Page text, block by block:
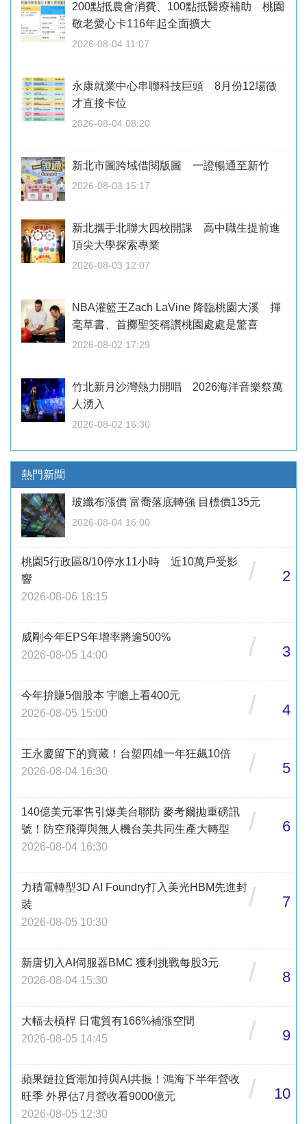
200點抵農會消費、100點抵醫療補助 桃園
敬老愛心卡116年起全面擴大
2026-08-04 11:07
永康就業中心串聯科技巨頭 8月份12場徵
才直接卡位
2026-08-04 08:20
新北市圖跨域借閱版圖 一證暢通至新竹
2026-08-03 15:17
新北攜手北聯大四校開課 高中職生提前進
頂尖大學探索專業
2026-08-03 12:07
NBA灌籃王Zach LaVine 降臨桃園大溪 揮
毫草書、首擲聖筊稱讚桃園處處是驚喜
2026-08-02 17:29
竹北新月沙灣熱力開唱 2026海洋音樂祭萬
人湧入
2026-08-02 16:30
熱門新聞
玻纖布漲價 富喬落底轉強 目標價135元
2026-08-04 16:00
桃園5行政區8/10停水11小時 近10萬戶受影
響
2026-08-06 18:15
/ 2
威剛今年EPS年增率將逾500%
2026-08-05 14:00
/ 3
今年拚賺5個股本 宇瞻上看400元
2026-08-05 15:00
/ 4
王永慶留下的寶藏！台塑四雄一年狂飆10倍
2026-08-04 16:30
/ 5
140億美元軍售引爆美台聯防 麥考爾拋重磅訊
號！防空飛彈與無人機台美共同生產大轉型
2026-08-04 16:30
/ 6
力積電轉型3D AI Foundry打入美光HBM先進封
裝
2026-08-05 10:30
/ 7
新唐切入AI伺服器BMC 獲利挑戰每股3元
2026-08-04 15:30
/ 8
大幅去槓桿 日電貿有166%補漲空間
2026-08-05 14:45
/ 9
蘋果鏈拉貨潮加持與AI共振！鴻海下半年營收
旺季 外界估7月營收看9000億元
2026-08-05 12:30
/ 10